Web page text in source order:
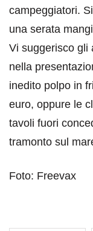
campeggiatori.
una serata
Vi suggerisco gli
nella
inedito polpo in
euro, oppure le
tavoli fuori
tramonto sul
Foto: Freevax